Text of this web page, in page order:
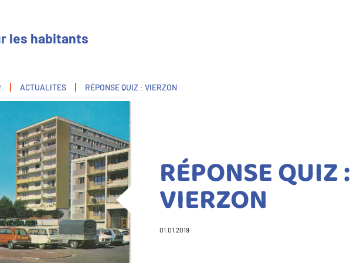
les habitants
ACTUALITES RÉPONSE QUIZ : VIERZON
RÉPONSE QUIZ :
VIERZON
01.01.2019